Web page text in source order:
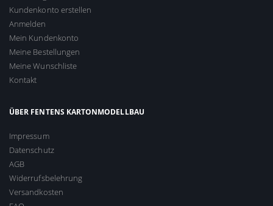
Kundenkonto erstellen
Anmelden
Mein Kundenkonto
Meine Bestellungen
Meine Wunschliste
Kontakt
ÜBER FENTENS KARTONMODELLBAU
Impressum
Datenschutz
AGB
Widerrufsbelehrung
Versandkosten